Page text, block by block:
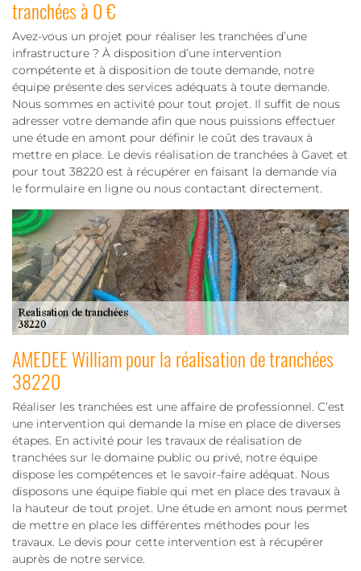
tranchées à 0 €
Avez-vous un projet pour réaliser les tranchées d’une
infrastructure ? À disposition d’une intervention
compétente et à disposition de toute demande, notre
équipe présente des services adéquats à toute demande.
Nous sommes en activité pour tout projet. Il suffit de nous
adresser votre demande afin que nous puissions effectuer
une étude en amont pour définir le coût des travaux à
mettre en place. Le devis réalisation de tranchées à Gavet et
pour tout 38220 est à récupérer en faisant la demande via
le formulaire en ligne ou nous contactant directement.
AMEDEE William pour la réalisation de tranchées
38220
Réaliser les tranchées est une affaire de professionnel. C’est
une intervention qui demande la mise en place de diverses
étapes. En activité pour les travaux de réalisation de
tranchées sur le domaine public ou privé, notre équipe
dispose les compétences et le savoir-faire adéquat. Nous
disposons une équipe fiable qui met en place des travaux à
la hauteur de tout projet. Une étude en amont nous permet
de mettre en place les différentes méthodes pour les
travaux. Le devis pour cette intervention est à récupérer
auprès de notre service.